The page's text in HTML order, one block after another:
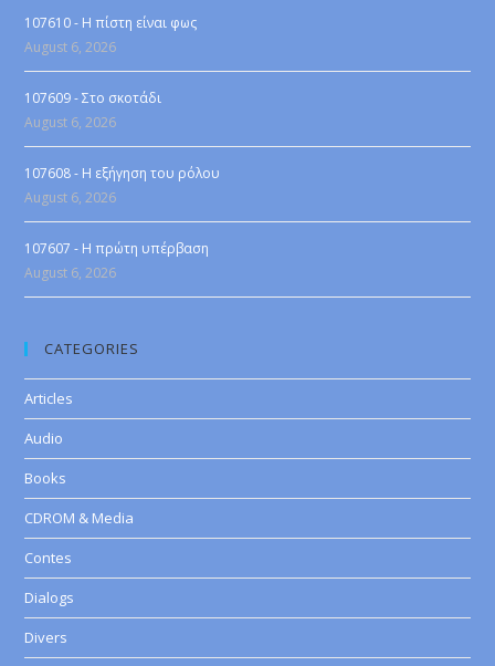
107610 - Η πίστη είναι φως
August 6, 2026
107609 - Στο σκοτάδι
August 6, 2026
107608 - Η εξήγηση του ρόλου
August 6, 2026
107607 - Η πρώτη υπέρβαση
August 6, 2026
CATEGORIES
Articles
Audio
Books
CDROM & Media
Contes
Dialogs
Divers